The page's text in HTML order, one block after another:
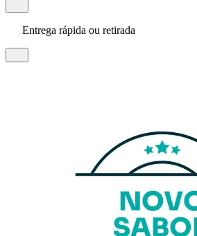
Entrega rápida ou retirada